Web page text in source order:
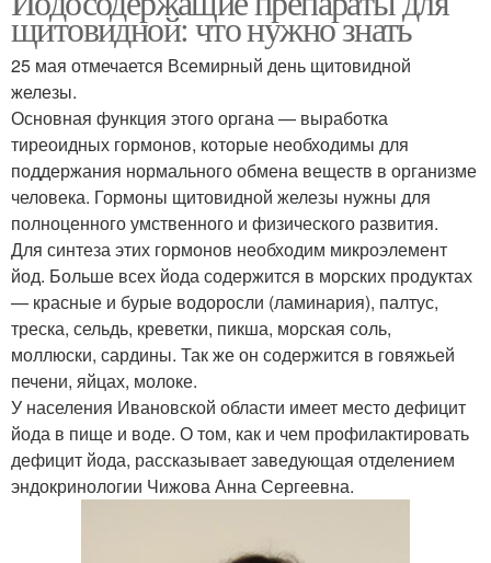
щитовидной: что нужно знать
25 мая отмечается Всемирный день щитовидной
железы.
Основная функция этого органа — выработка
тиреоидных гормонов, которые необходимы для
поддержания нормального обмена веществ в организме
человека. Гормоны щитовидной железы нужны для
полноценного умственного и физического развития.
Для синтеза этих гормонов необходим микроэлемент
йод. Больше всех йода содержится в морских продуктах
— красные и бурые водоросли (ламинария), палтус,
треска, сельдь, креветки, пикша, морская соль,
моллюски, сардины. Так же он содержится в говяжьей
печени, яйцах, молоке.
У населения Ивановской области имеет место дефицит
йода в пище и воде. О том, как и чем профилактировать
дефицит йода, рассказывает заведующая отделением
эндокринологии Чижова Анна Сергеевна.